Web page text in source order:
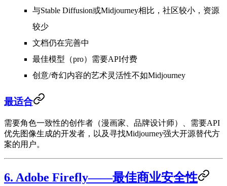
与Stable Diffusion或Midjourney相比，社区较小，资源
较少
文档仍在完善中
最佳模型（pro）需要API付费
创意/奇幻内容的艺术灵活性不如Midjourney
最适合
需要角色一致性的创作者（漫画家、品牌设计师）、需要API
优先图像生成的开发者，以及寻找Midjourney强大开源替代方
案的用户。
6. Adobe Firefly——最佳商业安全性